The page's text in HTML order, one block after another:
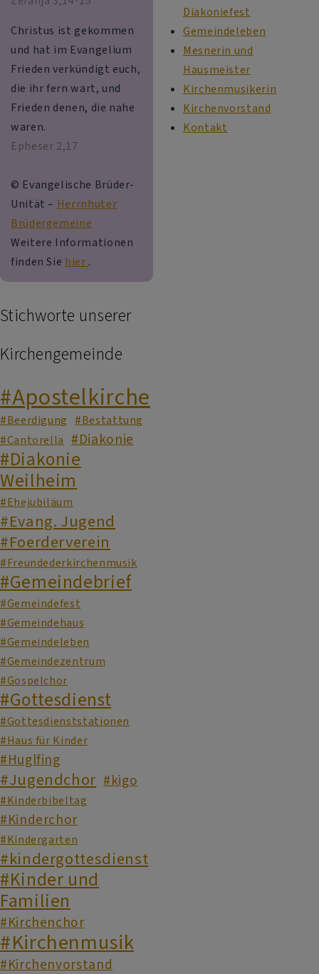
Christus ist gekommen
und hat im Evangelium
Frieden verkündigt euch,
die ihr fern wart, und
Frieden denen, die nahe
waren.
Epheser 2,17
© Evangelische Brüder-
Unität – Herrnhuter
Brüdergemeine
Weitere Informationen
finden Sie hier .
Diakoniefest
Gemeindeleben
Mesnerin und
Hausmeister
Kirchenmusikerin
Kirchenvorstand
Kontakt
Stichworte unserer
Kirchengemeinde
#Apostelkirche
#Beerdigung
#Bestattung
#Cantorella
#Diakonie
#Diakonie
Weilheim
#Ehejubiläum
#Evang. Jugend
#Foerderverein
#Freundederkirchenmusik
#Gemeindebrief
#Gemeindefest
#Gemeindehaus
#Gemeindeleben
#Gemeindezentrum
#Gospelchor
#Gottesdienst
#Gottesdienststationen
#Haus für Kinder
#Huglfing
#Jugendchor #kigo
#Kinderbibeltag
#Kinderchor
#Kindergarten
#kindergottesdienst
#Kinder und
Familien
#Kirchenchor
#Kirchenmusik
#Kirchenvorstand